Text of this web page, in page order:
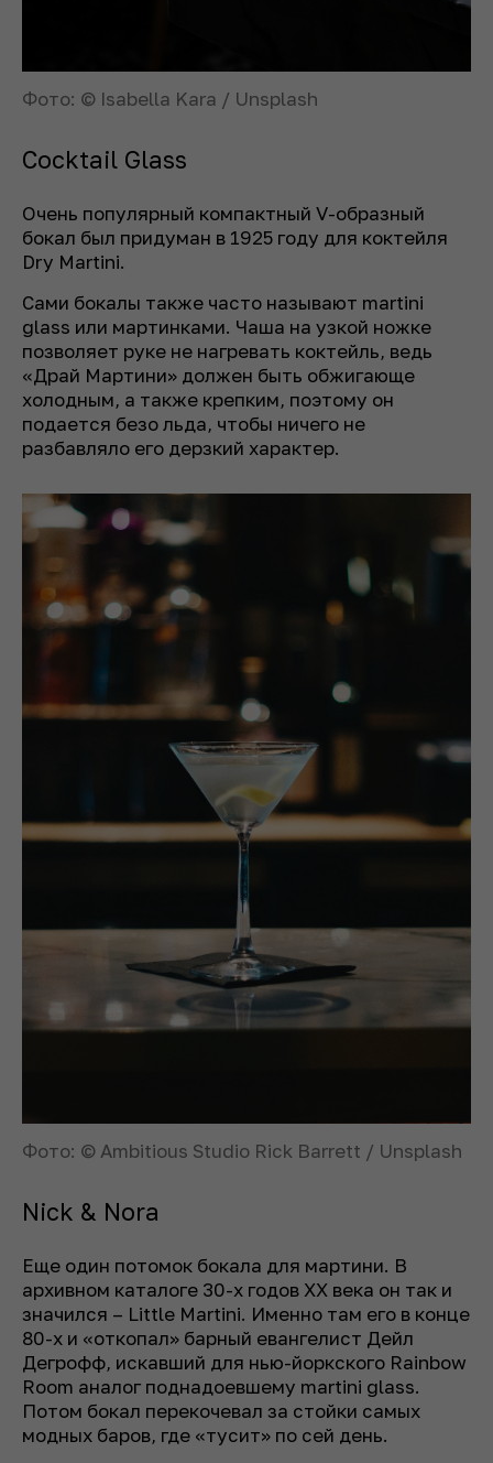
Фото: © Isabella Kara / Unsplash
Cocktail Glass
Очень популярный компактный V-образный
бокал был придуман в 1925 году для коктейля
Dry Martini.
Сами бокалы также часто называют martini
glass или мартинками. Чаша на узкой ножке
позволяет руке не нагревать коктейль, ведь
«Драй Мартини» должен быть обжигающе
холодным, а также крепким, поэтому он
подается безо льда, чтобы ничего не
разбавляло его дерзкий характер.
Фото: © Ambitious Studio Rick Barrett / Unsplash
Nick & Nora
Еще один потомок бокала для мартини. В
архивном каталоге 30-х годов XX века он так и
значился – Little Martini. Именно там его в конце
80-х и «откопал» барный евангелист Дейл
Дегрофф, искавший для нью-йоркского Rainbow
Room аналог поднадоевшему martini glass.
Потом бокал перекочевал за стойки самых
модных баров, где «тусит» по сей день.